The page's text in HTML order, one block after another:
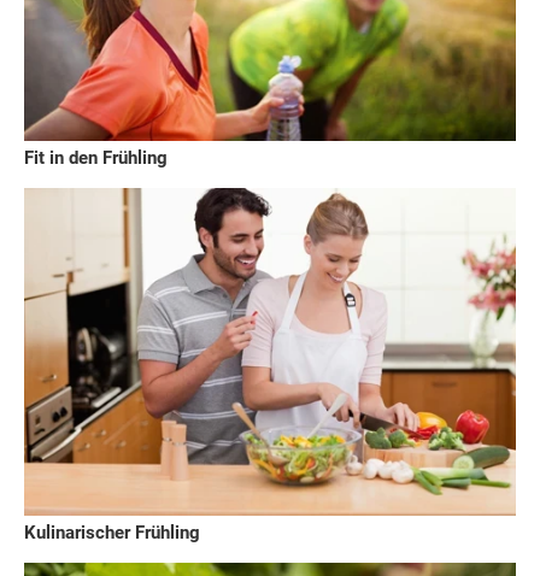
Fit in den Frühling
Kulinarischer Frühling